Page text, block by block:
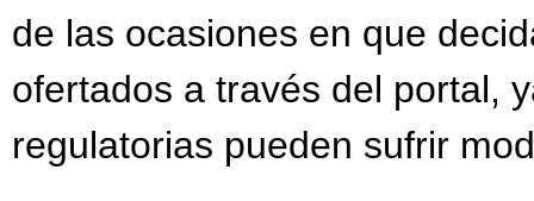
de las ocasiones en que
ofertados a través del portal,
regulatorias pueden sufrir